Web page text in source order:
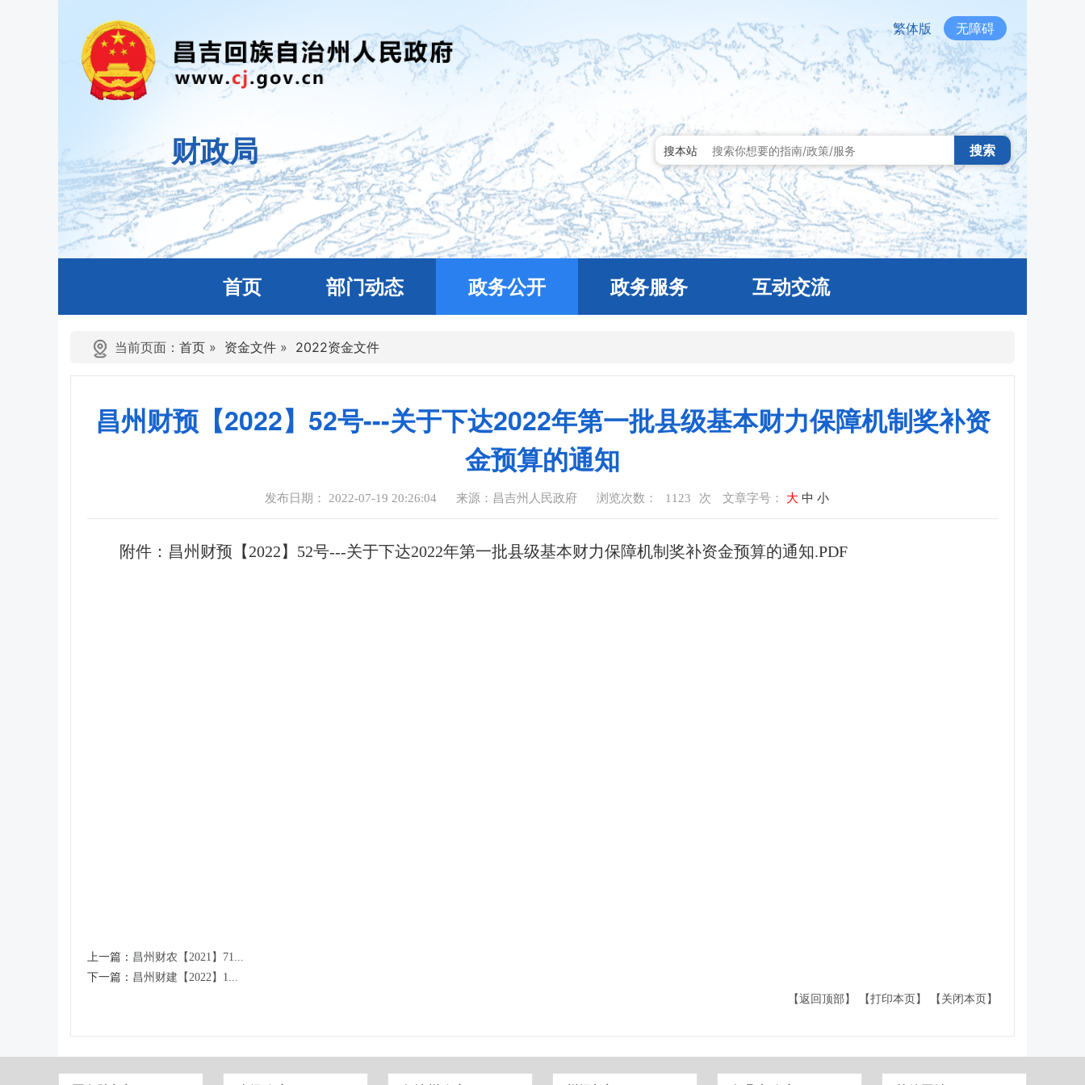
繁体版 无障碍
财政局 搜本站 搜索
首页 部门动态 政务公开 政务服务 互动交流
当前页面： 首页 » 资金文件 » 2022资金文件
昌州财预【2022】52号---关于下达2022年第一批县级基本财力保障机制奖补资
金预算的通知
发布日期： 2022-07-19 20:26:04 来源：昌吉州人民政府 浏览次数： 1123 次 文章字号： 大 中 小
附件： 昌州财预【2022】52号---关于下达2022年第一批县级基本财力保障机制奖补资金预算的通知.PDF
上一篇： 昌州财农【2021】71...
下一篇： 昌州财建【2022】1...
【返回顶部】
【打印本页】 【关闭本页】